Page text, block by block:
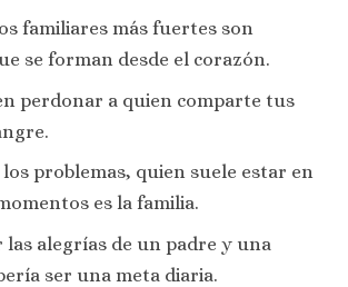
familiares más fuertes son
se forman desde el corazón.
perdonar a quien comparte tus
los problemas, quien suele estar en
es la familia.
alegrías de un padre y una
ser una meta diaria.